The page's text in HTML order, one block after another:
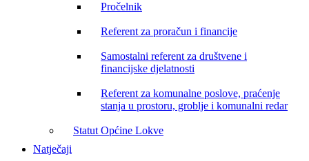
Pročelnik
Referent za proračun i financije
Samostalni referent za društvene i
financijske djelatnosti
Referent za komunalne poslove, praćenje
stanja u prostoru, groblje i komunalni redar
Statut Općine Lokve
Natječaji